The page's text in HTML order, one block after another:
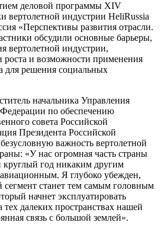
деловой программы XIV
вертолетной индустрии HeliRussia
«Перспективы развития отрасли.
обсудили основные барьеры,
вертолетной индустрии,
роста и возможности применения
для решения социальных
начальника Управления
по обеспечению
совета Российской
Президента Российской
важность вертолетной
«У нас огромная часть страны
круглый год никаким другим
Я глубоко убежден,
сегмент станет тем самым головным
начнет эксплуатировать
далеких пространствах нашей
связь с большой землей».